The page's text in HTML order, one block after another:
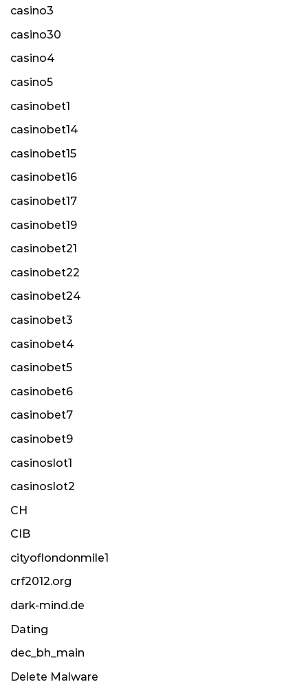
casino3
casino30
casino4
casino5
casinobet1
casinobet14
casinobet15
casinobet16
casinobet17
casinobet19
casinobet21
casinobet22
casinobet24
casinobet3
casinobet4
casinobet5
casinobet6
casinobet7
casinobet9
casinoslot1
casinoslot2
CH
CIB
cityoflondonmile1
crf2012.org
dark-mind.de
Dating
dec_bh_main
Delete Malware